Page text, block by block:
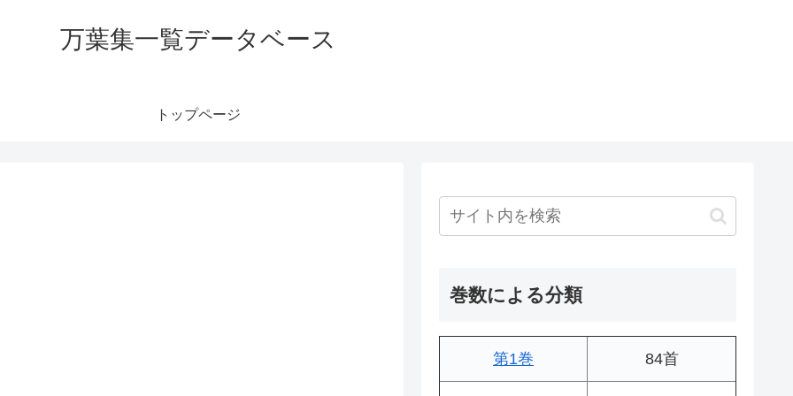
万葉集一覧データベース
トップページ
巻数による分類
第1巻 84首